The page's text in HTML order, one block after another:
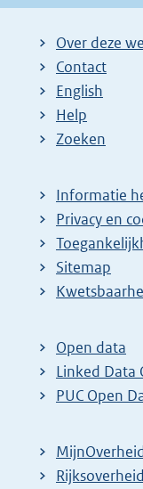
Over deze
Contact
English
Help
Zoeken
Informatie
Privacy en
Sitemap
E
t
e
r
l
i
Open data
Linked Data
PUC Open
E